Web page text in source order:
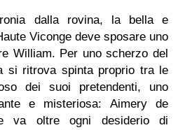
dalla rovina, la bella e
Viconge deve sposare uno
William. Per uno scherzo del
si ritrova spinta proprio tra le
dei suoi pretendenti, uno
e misteriosa: Aimery de
va oltre ogni desiderio di